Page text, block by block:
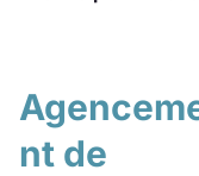
nt de